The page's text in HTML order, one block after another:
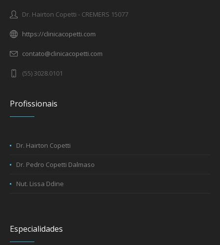
Dr. Hairton Copetti - CREMERS 15077
https://clinicacopetti.com
contato@clinicacopetti.com
(55) 3028.0101
Profissionais
Dr. Hairton Copetti
Dr. Pedro Copetti Dalmaso
Nut. Lissa Ddine
Especialidades